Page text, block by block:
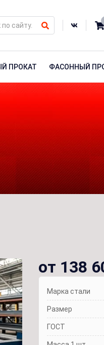
ПРОКАТ ФАСОННЫЙ
от 138
Марка стали
Размер
ГОСТ